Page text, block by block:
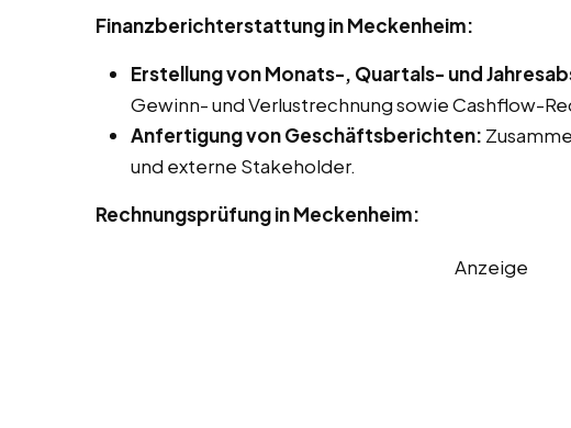
Finanzberichterstattung in Meckenheim:
Erstellung von Monats-, Quartals- und
Gewinn- und Verlustrechnung sowie Cashflow-
Anfertigung von Geschäftsberichten:
und externe Stakeholder.
Rechnungsprüfung in Meckenheim:
Anzeige